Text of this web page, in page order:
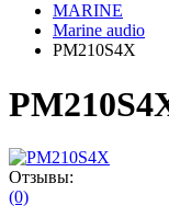
MARINE
Marine audio
PM210S4X
Отзывы:
(0)